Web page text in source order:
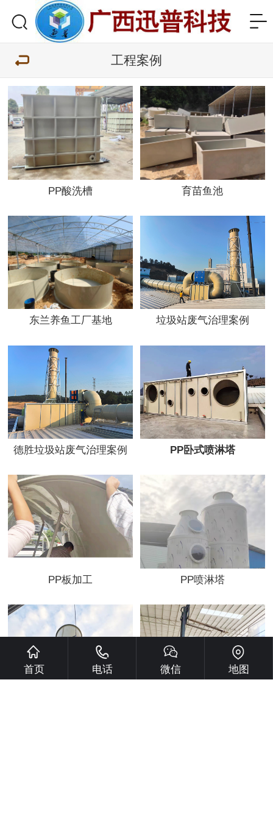
工程案例
PP酸洗槽 育苗鱼池
东兰养鱼工厂基地 垃圾站废气治理案例
德胜垃圾站废气治理案例 PP卧式喷淋塔
PP板加工 PP喷淋塔
首页 电话 微信 地图